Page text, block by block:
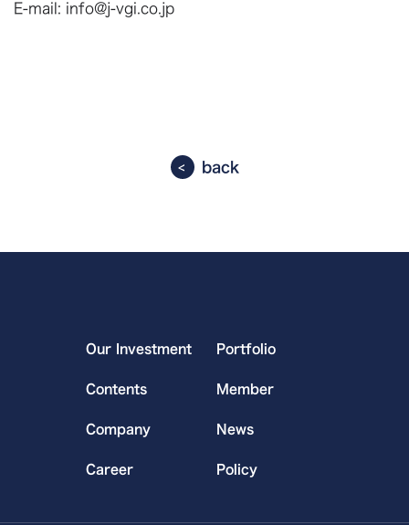
E-mail: info@j-vgi.co.jp
back
Our Investment Portfolio
Contents Member
Company News
Career Policy